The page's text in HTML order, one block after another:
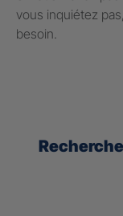
vous inquiétez
besoin.